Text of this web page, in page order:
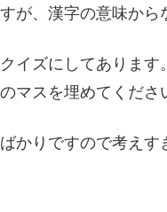
が、漢字の意味から
イズにしてありま
マスを埋めてくださ
かりですので考え